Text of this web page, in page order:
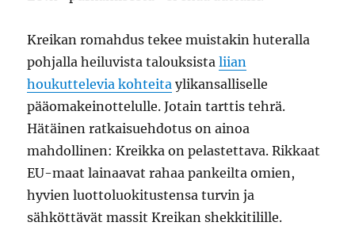
Kreikan romahdus tekee muistakin huteralla
pohjalla heiluvista talouksistaliian
houkuttelevia kohteita ylikansalliselle
pääomakeinottelulle. Jotain tarttis tehrä.
Hätäinen ratkaisuehdotus on ainoa
mahdollinen: Kreikka on pelastettava. Rikkaat
EU-maat lainaavat rahaa pankeilta omien,
hyvien luottoluokitustensa turvin ja
sähköttävät massit Kreikan shekkitilille.